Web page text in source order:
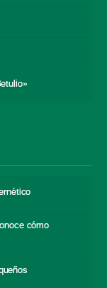
cómo